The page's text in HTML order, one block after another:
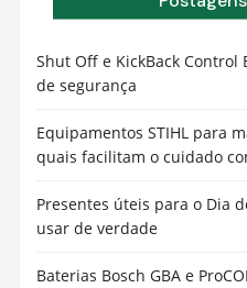
Shut Off e KickBack Control
de segurança
Equipamentos STIHL para
quais facilitam o cuidado
Presentes úteis para o Dia
usar de verdade
Baterias Bosch GBA e